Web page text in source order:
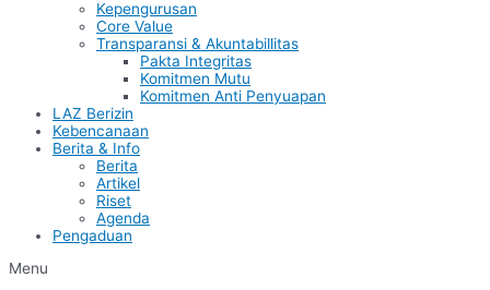
Kepengurusan
Core Value
Transparansi & Akuntabillitas
Pakta Integritas
Komitmen Mutu
Komitmen Anti Penyuapan
LAZ Berizin
Kebencanaan
Berita & Info
Berita
Artikel
Riset
Agenda
Pengaduan
Menu